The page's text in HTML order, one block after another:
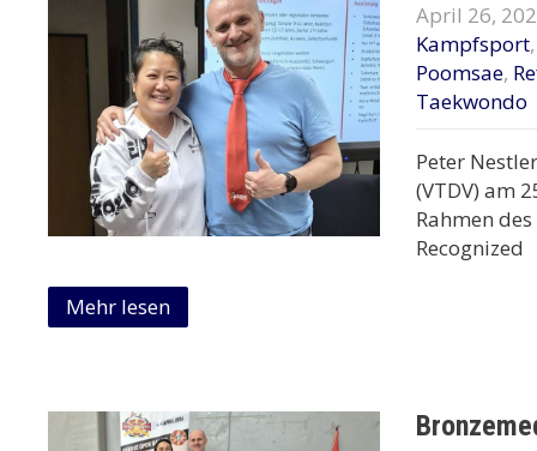
April 26,
Kampfsport
Poomsae,
Taekwondo
Peter
(VTDV) am
Rahmen
Recognized
Mehr lesen